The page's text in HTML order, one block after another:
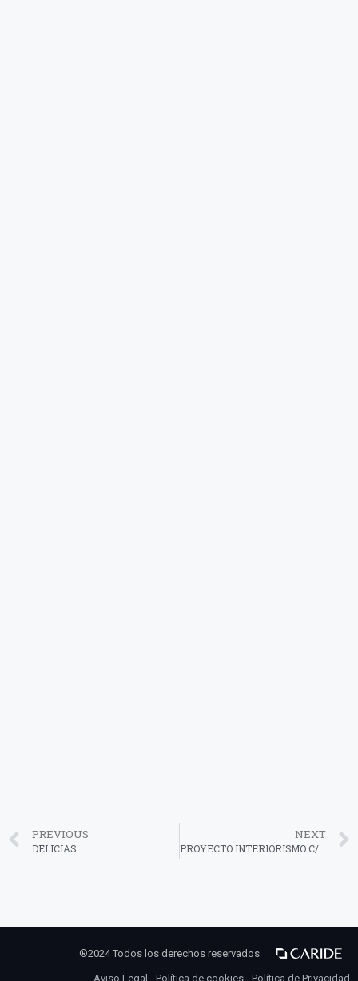
PREVIOUS
DELICIAS
NEXT
PROYECTO INTERIORISMO C/GRANADA
®2024 Todos los derechos reservados
Aviso Legal Política de cookies Política de Privacidad